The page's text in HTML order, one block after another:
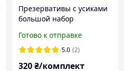
Презервативы с усиками
большой набор
Готово к отправке
5.0 (2)
320₴/комплект